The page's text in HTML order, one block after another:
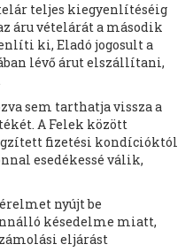
teljes kiegyenlítéséig
áru vételárát a második
ki, Eladó jogosult a
lévő árut elszállítani,
sem tarthatja vissza a
A Felek között
fizetési kondícióktól
esedékessé válik,
nyújt be
késedelme miatt,
eljárást